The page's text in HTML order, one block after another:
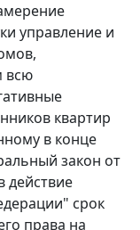
управление и
всю
квартир
в конце
закон от
действие
срок
права на